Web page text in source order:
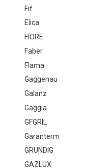
Fif
Elica
FIORE
Faber
Flama
Gaggenau
Galanz
Gaggia
GFGRIL
Garanterm
GRUNDIG
GAZLUX